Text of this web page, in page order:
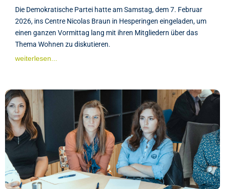
Die Demokratische Partei hatte am Samstag, dem 7. Februar
2026, ins Centre Nicolas Braun in Hesperingen eingeladen, um
einen ganzen Vormittag lang mit ihren Mitgliedern über das
Thema Wohnen zu diskutieren.
weiterlesen...